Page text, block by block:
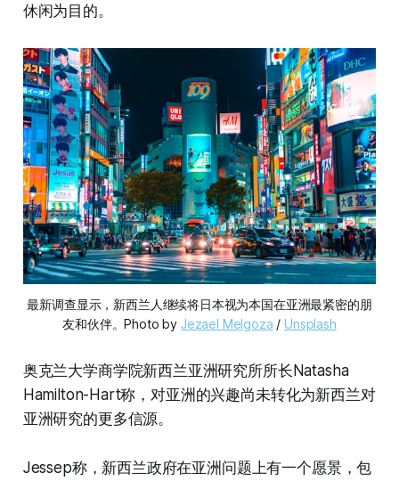
休闲为目的。
最新调查显示，新西兰人继续将日本视为本国在亚洲最紧密的朋
友和伙伴。Photo by Jezael Melgoza / Unsplash
奥克兰大学商学院新西兰亚洲研究所所长Natasha
Hamilton-Hart称，对亚洲的兴趣尚未转化为新西兰对
亚洲研究的更多信源。
Jessep称，新西兰政府在亚洲问题上有一个愿景，包